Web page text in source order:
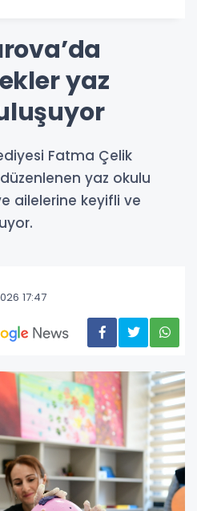
yaz
Fatma Çelik
yaz okulu
ailelerine keyifli ve
17:47